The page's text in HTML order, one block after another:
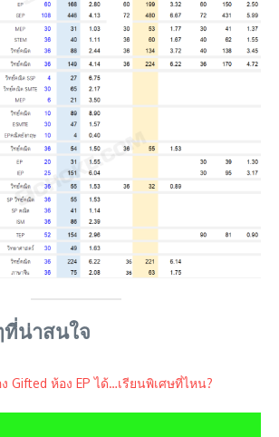
น่าสนใจ
Gifted ห้อง EP ได้…เรียนพิเศษที่ไหน?